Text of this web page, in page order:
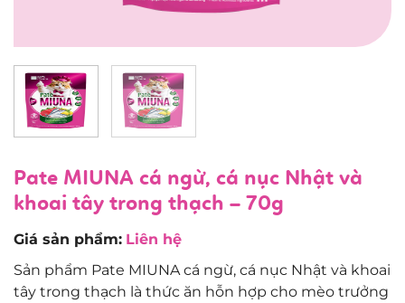
Pate MIUNA cá ngừ, cá nục Nhật và
khoai tây trong thạch – 70g
Giá sản phẩm: Liên hệ
Sản phẩm Pate MIUNA cá ngừ, cá nục Nhật và khoai
tây trong thạch là thức ăn hỗn hợp cho mèo trưởng